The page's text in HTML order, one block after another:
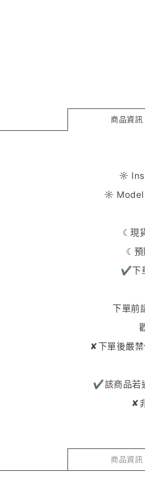
商品資訊
☼
☼ Model
☾現
☾預
✔︎下
下單前
✘下單後嚴
✔︎該商品若
✘
商品資訊